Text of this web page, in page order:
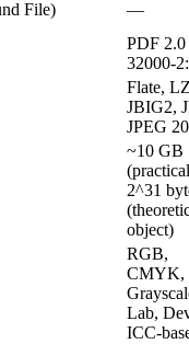
File)
—
PDF
32000-
Flate,
JBIG2,
JPEG
~10 GB
2^31
object)
RGB,
CMYK,
Lab,
ICC-